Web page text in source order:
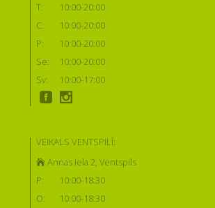
T:
10:00-20:00
C:
10:00-20:00
P:
10:00-20:00
Se:
10:00-20:00
Sv:
10:00-17:00
VEIKALS VENTSPILĪ:
Annas iela 2, Ventspils
P:
10:00-18:30
O:
10:00-18:30